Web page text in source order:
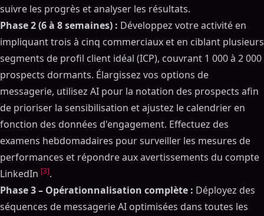
suivre les progrès et analyser les résultats.
Phase 2 (6 à 8 semaines) : Développez votre activité en
impliquant trois à cinq commerciaux et en ciblant plusieurs
segments de profil client idéal (ICP), couvrant 1 000 à 2 000
prospects dormants. Élargissez vos options de
messagerie, utilisez AI pour la notation des prospects afin
de prioriser la sensibilisation et ajustez le calendrier en
fonction des données d'engagement. Effectuez des
examens hebdomadaires pour surveiller les mesures de
performances et répondre aux avertissements du compte
LinkedIn [3].
Phase 3 – Opérationnalisation complète : Déployez des
séquences de messagerie AI optimisées dans toutes les